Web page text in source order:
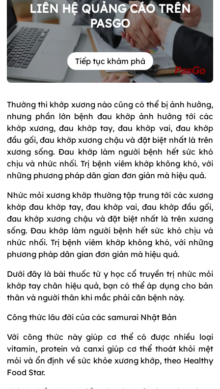
LIÊN HỆ QUẢNG CÁO TRÊN
PASGO
Tiếp tục khám phá
Thường thì khớp xương nào cũng có thể bị ảnh hưởng,
nhưng phần lớn bệnh đau khớp ảnh hưởng tới các
khớp xương, đau khớp tay, đau khớp vai, đau khớp
đầu gối, đau khớp xương chậu và đặt biệt nhất là trên
xương sống. Đau khớp làm người bệnh hết sức khó
chịu và nhức nhối. Trị bệnh viêm khớp không khó, với
những phương pháp dân gian đơn giản mà hiệu quả.
Nhức mỏi xương khớp thường tập trung tới các xương
khớp đau khớp tay, đau khớp vai, đau khớp đầu gối,
đau khớp xương chậu và đặt biệt nhất là trên xương
sống. Đau khớp làm người bệnh hết sức khó chịu và
nhức nhối. Trị bệnh viêm khớp không khó, với những
phương pháp dân gian đơn giản mà hiệu quả.
Dưới đây là bài thuốc từ y học cổ truyền trị nhức mỏi
khớp tay chân hiệu quả, bạn có thể áp dụng cho bản
thân và người thân khi mắc phải căn bệnh này.
Công thức lâu đời của các samurai Nhật Bản
Với công thức này giúp cơ thể có được nhiều loại
vitamin, protein và canxi giúp cơ thể thoát khỏi mệt
mỏi và ổn định về sức khỏe xương khớp, theo Healthy
Food Star.